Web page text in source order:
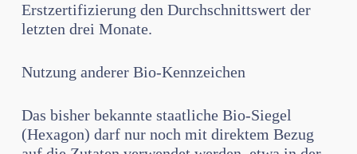
Erstzertifizierung den Durchschnittswert der
letzten drei Monate.
Nutzung anderer Bio-Kennzeichen
Das bisher bekannte staatliche Bio-Siegel
(Hexagon) darf nur noch mit direktem Bezug